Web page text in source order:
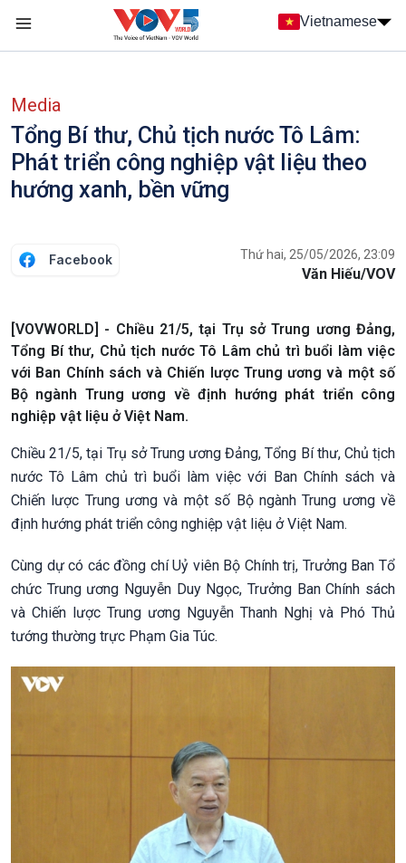
Nhảy đến nội dung
Vietnamese
Media
Tổng Bí thư, Chủ tịch nước Tô Lâm:
Phát triển công nghiệp vật liệu theo
hướng xanh, bền vững
Facebook Thứ hai, 25/05/2026, 23:09
Văn Hiếu/VOV
[VOVWORLD] - Chiều 21/5, tại Trụ sở Trung ương Đảng,
Tổng Bí thư, Chủ tịch nước Tô Lâm chủ trì buổi làm việc
với Ban Chính sách và Chiến lược Trung ương và một số
Bộ ngành Trung ương về định hướng phát triển công
nghiệp vật liệu ở Việt Nam.
Chiều 21/5, tại Trụ sở Trung ương Đảng, Tổng Bí thư, Chủ tịch
nước Tô Lâm chủ trì buổi làm việc với Ban Chính sách và
Chiến lược Trung ương và một số Bộ ngành Trung ương về
định hướng phát triển công nghiệp vật liệu ở Việt Nam.
Cùng dự có các đồng chí Uỷ viên Bộ Chính trị, Trưởng Ban Tổ
chức Trung ương Nguyễn Duy Ngọc, Trưởng Ban Chính sách
và Chiến lược Trung ương Nguyễn Thanh Nghị và Phó Thủ
tướng thường trực Phạm Gia Túc.